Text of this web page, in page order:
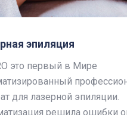
эпиляция
это первый в Мире
для лазерной эпиляции.
решила ошибки